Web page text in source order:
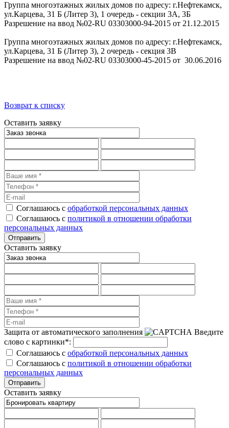
Группа многоэтажных жилых домов по адресу: г.Нефтекамск,
ул.Карцева, 31 Б (Литер 3), 1 очередь - секции 3А, 3Б
Разрешение на ввод №02-RU 03303000-94-2015 от 21.12.2015
Группа многоэтажных жилых домов по адресу: г.Нефтекамск,
ул.Карцева, 31 Б (Литер 3), 2 очередь - секция 3В
Разрешение на ввод №02-RU 03303000-45-2015 от 30.06.2016
Возврат к списку
Оставить заявку
Соглашаюсь с обработкой персональных данных
Соглашаюсь с политикой в отношении обработки
персональных данных
Оставить заявку
Защита от автоматического заполнения
Введите
слово с картинки*:
Соглашаюсь с обработкой персональных данных
Соглашаюсь с политикой в отношении обработки
персональных данных
Оставить заявку